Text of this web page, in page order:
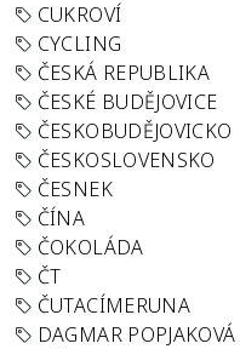
CUKROVÍ
CYCLING
ČESKÁ REPUBLIKA
ČESKÉ BUDĚJOVICE
ČESKOBUDĚJOVICKO
ČESKOSLOVENSKO
ČESNEK
ČÍNA
ČOKOLÁDA
ČT
ČUTACÍMERUNA
DAGMAR POPJAKOVÁ